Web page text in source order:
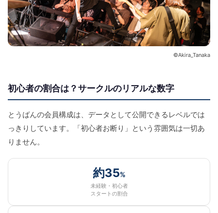
©Akira_Tanaka
初心者の割合は？サークルのリアルな数字
とうばんの会員構成は、データとして公開できるレベルでは
っきりしています。「初心者お断り」という雰囲気は一切あ
りません。
約35%
未経験・初心者
スタートの割合